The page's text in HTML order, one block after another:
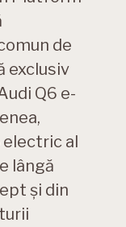
de
exclusiv
Q6 e-
al
lângă
și din